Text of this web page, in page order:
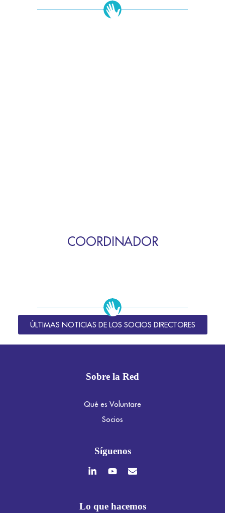
COORDINADOR
ÚLTIMAS NOTICIAS DE LOS SOCIOS DIRECTORES
Sobre la Red
Qué es Voluntare
Socios
Síguenos
Lo que hacemos